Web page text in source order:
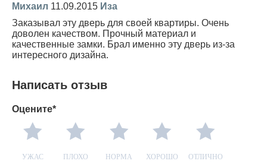
Михаил 11.09.2015 Иза
Заказывал эту дверь для своей квартиры. Очень
доволен качеством. Прочный материал и
качественные замки. Брал именно эту дверь из-за
интересного дизайна.
Написать отзыв
Оцените*
УЖАС ПЛОХО НОРМА ХОРОШО ОТЛИЧНО